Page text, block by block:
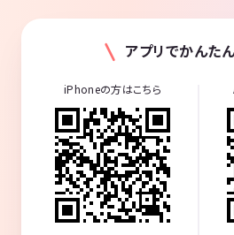
アプリでかんた
iPhoneの方はこちら